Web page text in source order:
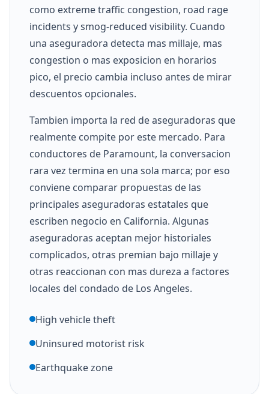
como extreme traffic congestion, road rage
incidents y smog-reduced visibility. Cuando
una aseguradora detecta mas millaje, mas
congestion o mas exposicion en horarios
pico, el precio cambia incluso antes de mirar
descuentos opcionales.
Tambien importa la red de aseguradoras que
realmente compite por este mercado. Para
conductores de Paramount, la conversacion
rara vez termina en una sola marca; por eso
conviene comparar propuestas de las
principales aseguradoras estatales que
escriben negocio en California. Algunas
aseguradoras aceptan mejor historiales
complicados, otras premian bajo millaje y
otras reaccionan con mas dureza a factores
locales del condado de Los Angeles.
High vehicle theft
Uninsured motorist risk
Earthquake zone